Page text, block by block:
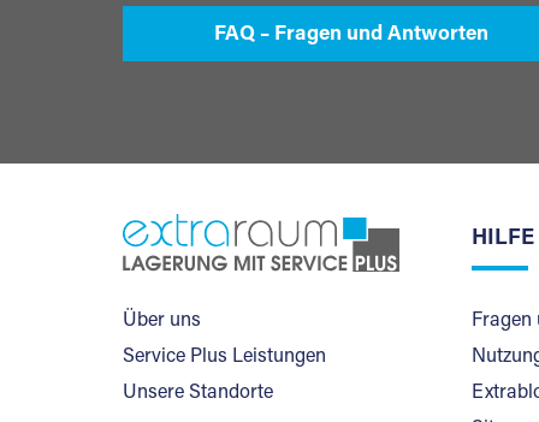
FAQ – Fragen und Antworten
Über uns
Service Plus Leistungen
Unsere Standorte
HILFE